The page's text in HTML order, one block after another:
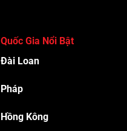
Quốc Gia Nổi Bật
Đài Loan
Pháp
Hồng Kông